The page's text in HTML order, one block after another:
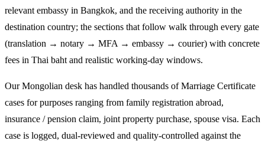
relevant embassy in Bangkok, and the receiving authority in the
destination country; the sections that follow walk through every gate
(translation → notary → MFA → embassy → courier) with concrete
fees in Thai baht and realistic working-day windows.
Our Mongolian desk has handled thousands of Marriage Certificate
cases for purposes ranging from family registration abroad,
insurance / pension claim, joint property purchase, spouse visa. Each
case is logged, dual-reviewed and quality-controlled against the